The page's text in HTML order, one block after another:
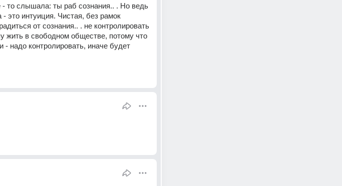
то слышала: ты раб сознания.. . Но ведь
это интуиция. Чистая, без рамок
от сознания.. . не контролировать
жить в свободном обществе, потому что
- надо контролировать, иначе будет